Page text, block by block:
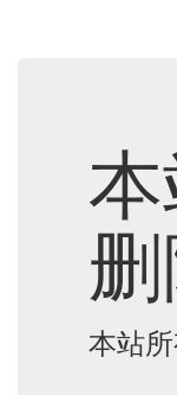
本站